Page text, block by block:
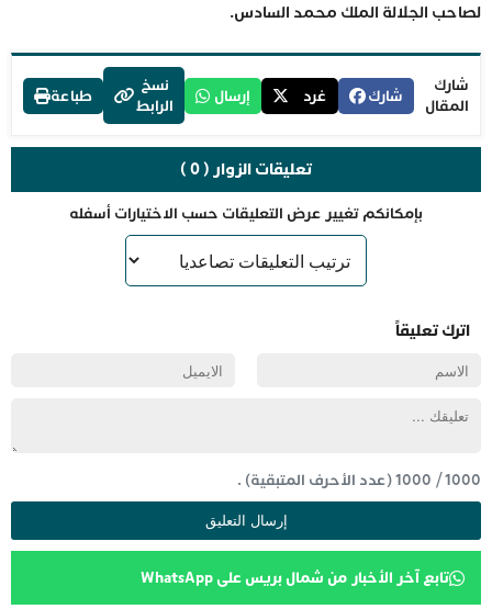
لصاحب الجلالة الملك محمد السادس.
شارك
المقال
شارك غرد إرسال
نسخ
الرابط
طباعة
تعليقات الزوار ( 0 )
بإمكانكم تغيير عرض التعليقات حسب الاختيارات أسفله
اترك تعليقاً
1000
/
1000(عدد الأحرف المتبقية) .
تابع آخر الأخبار من شمال بريس على WhatsApp